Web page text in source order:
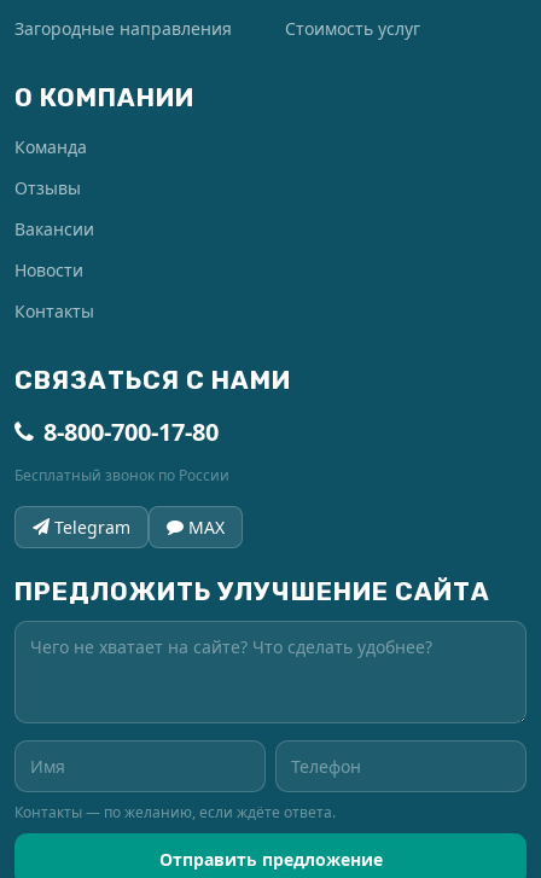
Загородные направления
Стоимость услуг
О КОМПАНИИ
Команда
Отзывы
Вакансии
Новости
Контакты
СВЯЗАТЬСЯ С НАМИ
8-800-700-17-80
Бесплатный звонок по России
Telegram MAX
ПРЕДЛОЖИТЬ УЛУЧШЕНИЕ САЙТА
Контакты — по желанию, если ждёте ответа.
Отправить предложение